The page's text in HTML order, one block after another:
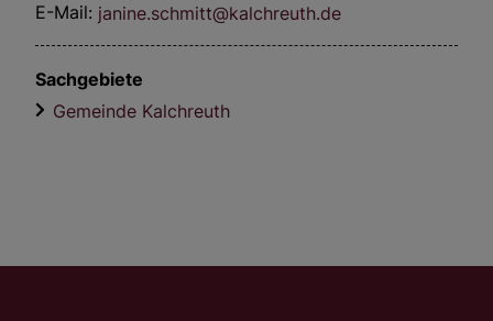
E-Mail: janine.schmitt@kalchreuth.de
Sachgebiete
Gemeinde Kalchreuth